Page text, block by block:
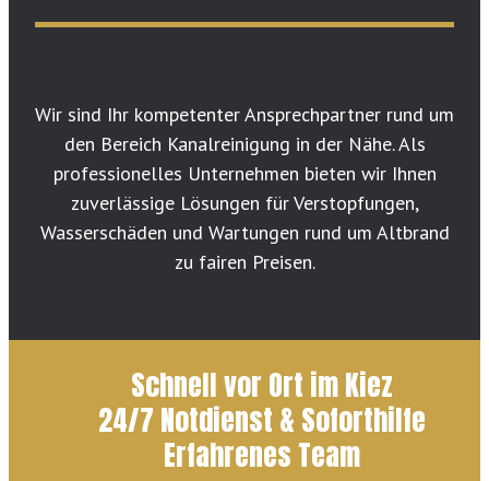
Wir sind Ihr kompetenter Ansprechpartner rund um
den Bereich Kanalreinigung in der Nähe. Als
professionelles Unternehmen bieten wir Ihnen
zuverlässige Lösungen für Verstopfungen,
Wasserschäden und Wartungen rund um Altbrand
zu fairen Preisen.
Schnell vor Ort im Kiez
24/7 Notdienst & Soforthilfe
Erfahrenes Team